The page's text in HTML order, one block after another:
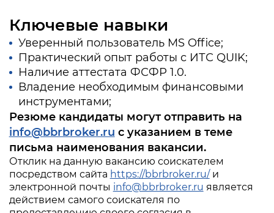
Ключевые навыки
Уверенный пользователь MS Office;
Практический опыт работы с ИТС QUIK;
Наличие аттестата ФСФР 1.0.
Владение необходимым финансовыми
инструментами;
Резюме кандидаты могут отправить на
info@bbrbroker.ru с указанием в теме
письма наименования вакансии.
Отклик на данную вакансию соискателем
посредством сайта https://bbrbroker.ru/и
электронной почты info@bbrbroker.ru является
действием самого соискателя по